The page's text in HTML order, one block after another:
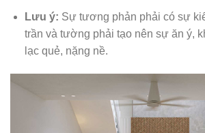
Lưu ý: Sự tương phản phải có sự
trần và tường phải tạo nên sự ăn ý,
lạc quẻ, nặng nề.